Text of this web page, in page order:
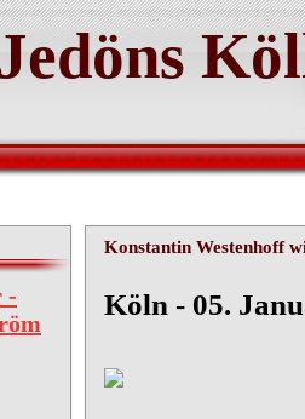
-
Konstantin Westenhoff
Köln -